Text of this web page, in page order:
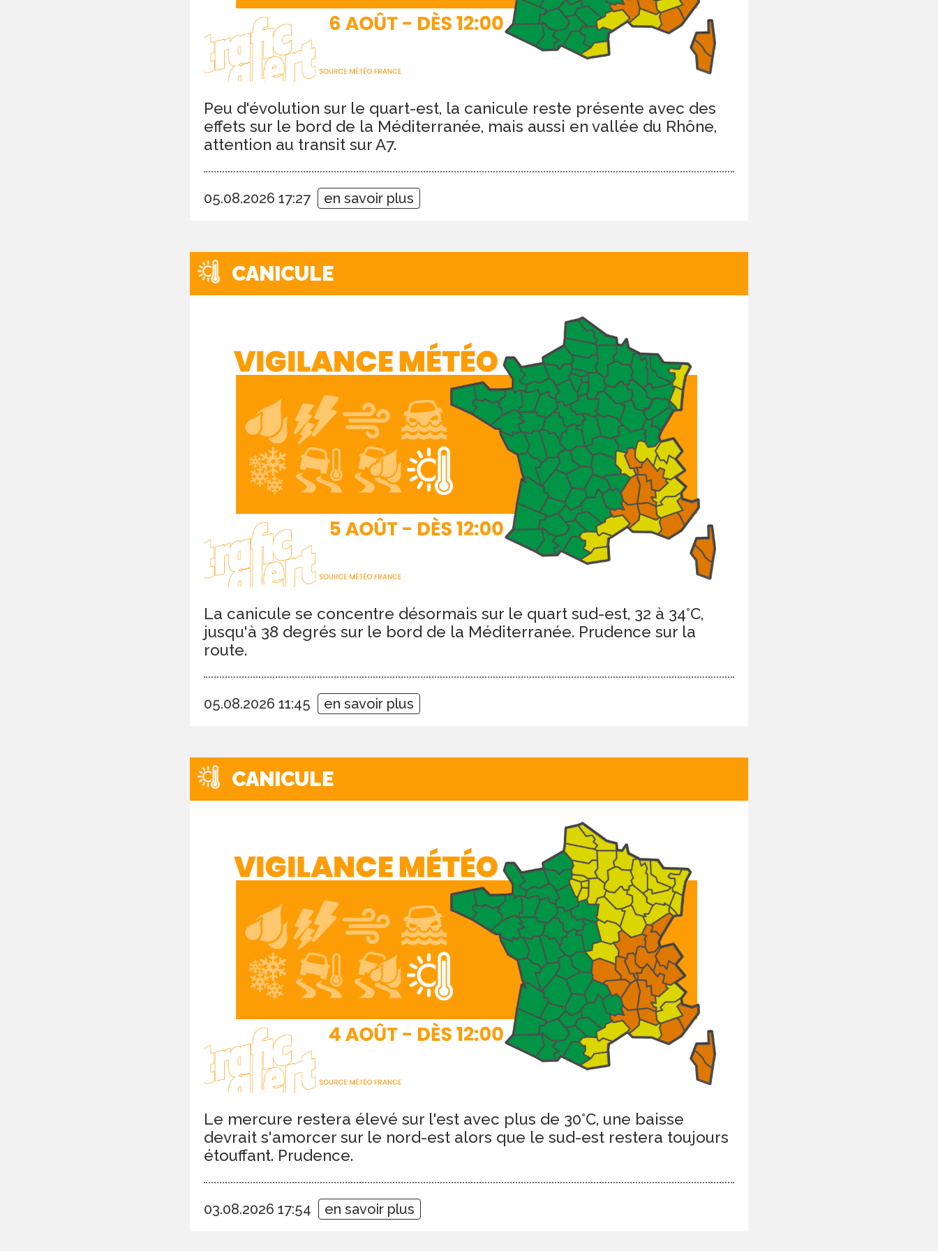
Peu d'évolution sur le quart-est, la canicule reste présente avec des
effets sur le bord de la Méditerranée, mais aussi en vallée du Rhône,
attention au transit sur A7.
05.08.2026 17:27 en savoir plus
CANICULE
La canicule se concentre désormais sur le quart sud-est, 32 à 34°C,
jusqu'à 38 degrés sur le bord de la Méditerranée. Prudence sur la
route.
05.08.2026 11:45 en savoir plus
CANICULE
Le mercure restera élevé sur l'est avec plus de 30°C, une baisse
devrait s'amorcer sur le nord-est alors que le sud-est restera toujours
étouffant. Prudence.
03.08.2026 17:54 en savoir plus